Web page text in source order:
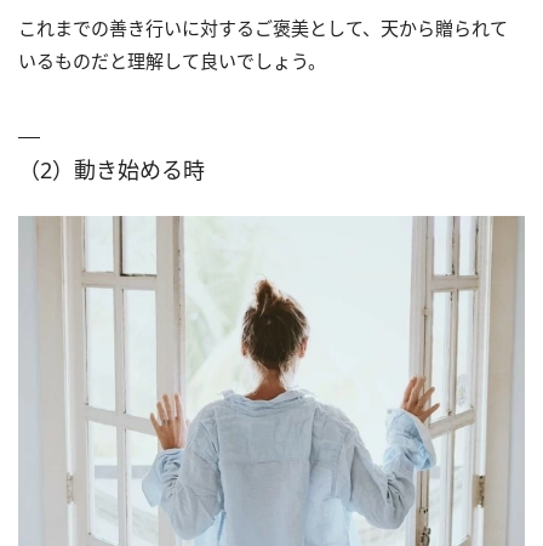
これまでの善き行いに対するご褒美として、天から贈られて
いるものだと理解して良いでしょう。
（2）動き始める時